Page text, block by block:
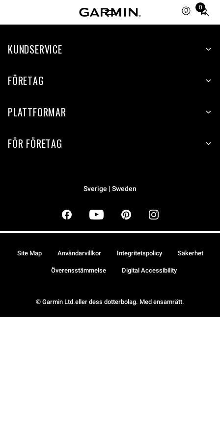
0
Total
items
cart:
KUNDSERVICE
FÖRETAG
PLATTFORMAR
FÖR FÖRETAG
Sverige | Sweden
© Garmin Ltd.eller dess dotterbolag. Med ensamrätt.
Site Map Användarvillkor Integritetspolicy Säkerhet
Överensstämmelse Digital Accessibility